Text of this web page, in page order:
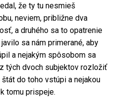
že ty tu nesmieš
neviem, približne dva
a druhého sa to opatrenie
sa nám primerané, aby
a nejakým spôsobom sa
tých dvoch subjektov rozložiť
do toho vstúpi a nejakou
tomu prispeje.